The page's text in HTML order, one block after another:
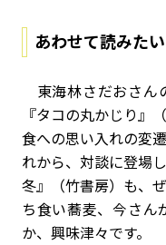
あわせて読みたい
東海林さだおさん
『タコの丸かじり』
食への思い入れの変
れから、対談に登場
冬』（竹書房）も、
ち食い蕎麦、今さん
か、興味津々です。